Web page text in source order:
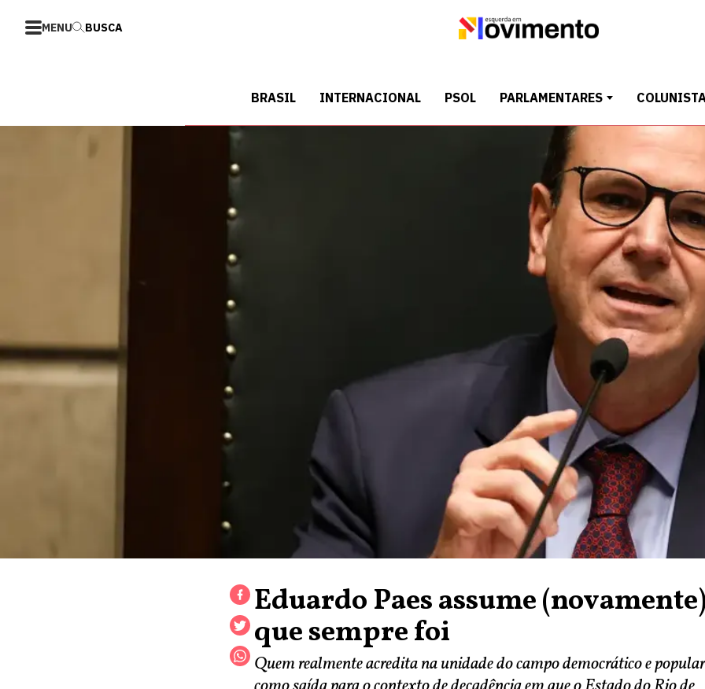
MENU BUSCA
BRASIL INTERNACIONAL PSOL PARLAMENTARES
Eduardo Paes assume
que sempre foi
Quem realmente acredita na unidade do campo democrático e popular